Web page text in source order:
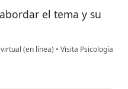
el tema y su
(en línea) • Visita Psicología